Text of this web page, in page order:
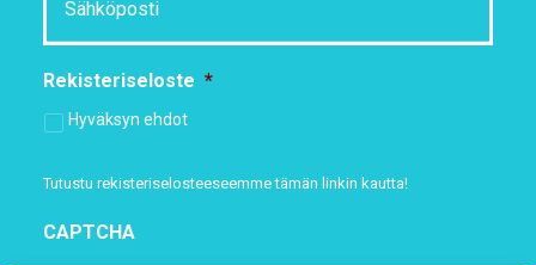
Rekisteriseloste *
Hyväksyn ehdot
Tutustu rekisteriselosteeseemmetämän linkin kautta!
CAPTCHA